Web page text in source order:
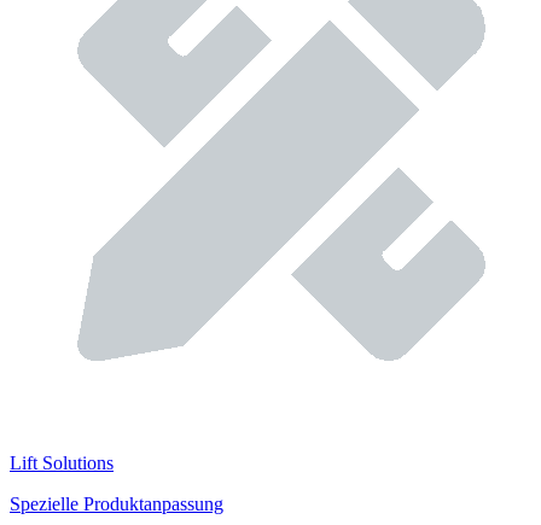
Lift Solutions
Spezielle Produktanpassung